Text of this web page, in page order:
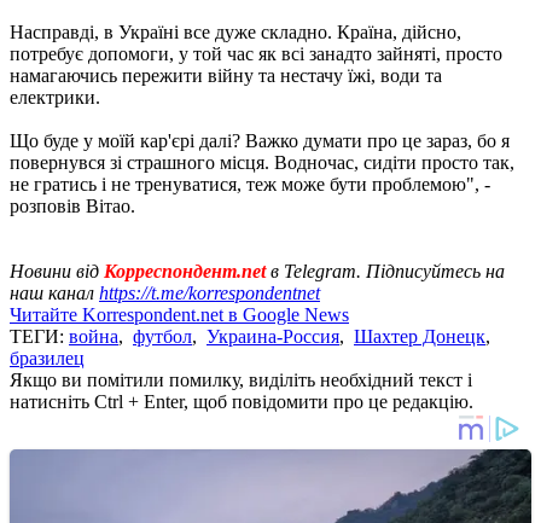
Насправді, в Україні все дуже складно. Країна, дійсно,
потребує допомоги, у той час як всі занадто зайняті, просто
намагаючись пережити війну та нестачу їжі, води та
електрики.
Що буде у моїй кар'єрі далі? Важко думати про це зараз, бо я
повернувся зі страшного місця. Водночас, сидіти просто так,
не гратись і не тренуватися, теж може бути проблемою", -
розповів Вітао.
Новини від Корреспондент.netв Telegram. Підписуйтесь на
наш канал https://t.me/korrespondentnet
Читайте Korrespondent.net в Google News
ТЕГИ: война, футбол, Украина-Россия, Шахтер Донецк,
бразилец
Якщо ви помітили помилку, виділіть необхідний текст і
натисніть Ctrl + Enter, щоб повідомити про це редакцію.